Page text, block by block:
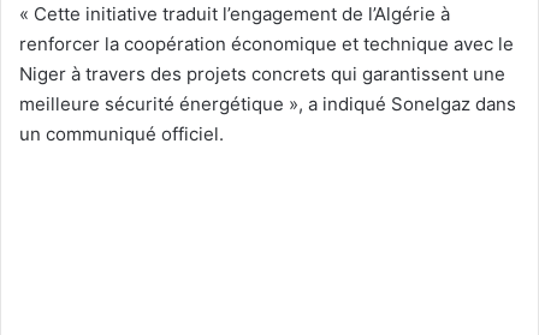
« Cette initiative traduit l’engagement de l’Algérie à
renforcer la coopération économique et technique avec le
Niger à travers des projets concrets qui garantissent une
meilleure sécurité énergétique », a indiqué Sonelgaz dans
un communiqué officiel.